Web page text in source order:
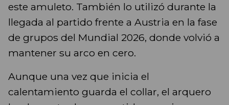
este amuleto. También lo utilizó durante la
llegada al partido frente a Austria en la fase
de grupos del Mundial 2026, donde volvió a
mantener su arco en cero.
Aunque una vez que inicia el
calentamiento guarda el collar, el arquero